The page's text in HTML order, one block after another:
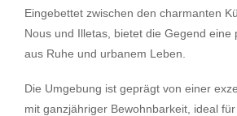
Eingebettet zwischen den charmanten
Nous und Illetas, bietet die Gegend eine
aus Ruhe und urbanem Leben.
Die Umgebung ist geprägt von einer
mit ganzjähriger Bewohnbarkeit, ideal